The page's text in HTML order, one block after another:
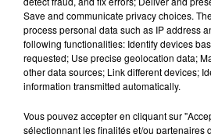
Save and communicate privacy choices.
process personal data such as IP address
following functionalities: Identify devices
requested; Use precise geolocation data;
other data sources; Link different devices;
information transmitted automatically.
Vous pouvez accepter en cliquant sur
sélectionnant les finalités et/ou partenaires